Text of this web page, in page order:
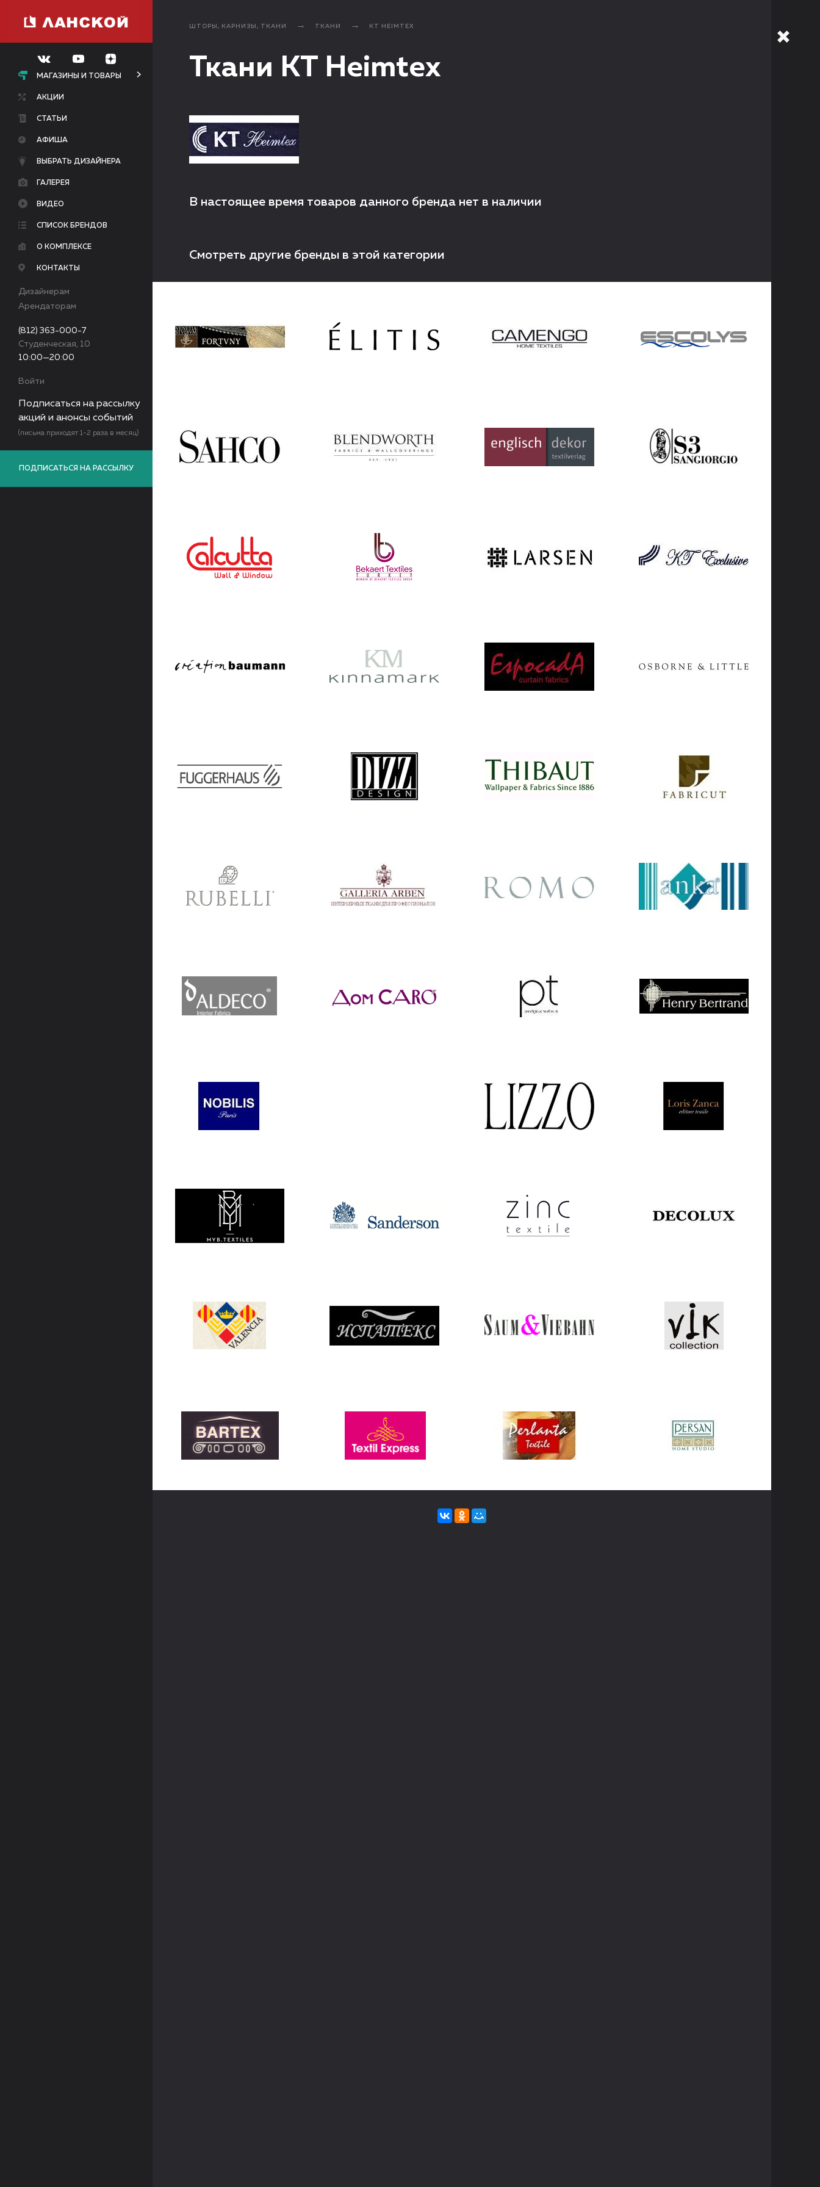
МАГАЗИНЫ И ТОВАРЫ
АКЦИИ
СТАТЬИ
АФИША
ВЫБРАТЬ ДИЗАЙНЕРА
ГАЛЕРЕЯ
ВИДЕО
СПИСОК БРЕНДОВ
О КОМПЛЕКСЕ
КОНТАКТЫ
Дизайнерам
Арендаторам
(812) 363-000-7
Студенческая, 10
10:00—20:00
Войти
Подписаться на рассылку
акций и анонсы событий
(письма приходят 1-2 раза в месяц)
ПОДПИСАТЬСЯ НА РАССЫЛКУ
ШТОРЫ, КАРНИЗЫ, ТКАНИ ТКАНИ KT HEIMTEX
Ткани KT Heimtex
В настоящее время товаров данного бренда нет в наличии
Смотреть другие бренды в этой категории